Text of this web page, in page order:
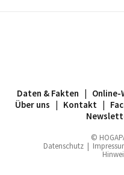
Daten & Fakten Online-
Über uns
Kontakt
©
Datenschutz |